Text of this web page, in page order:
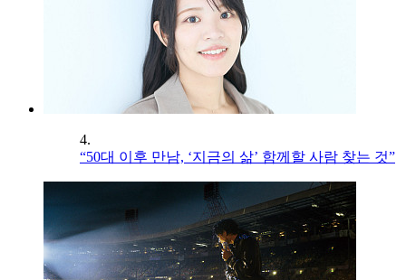
4.
“50대 이후 만남, ‘지금의 삶’ 함께할 사람 찾는 것”